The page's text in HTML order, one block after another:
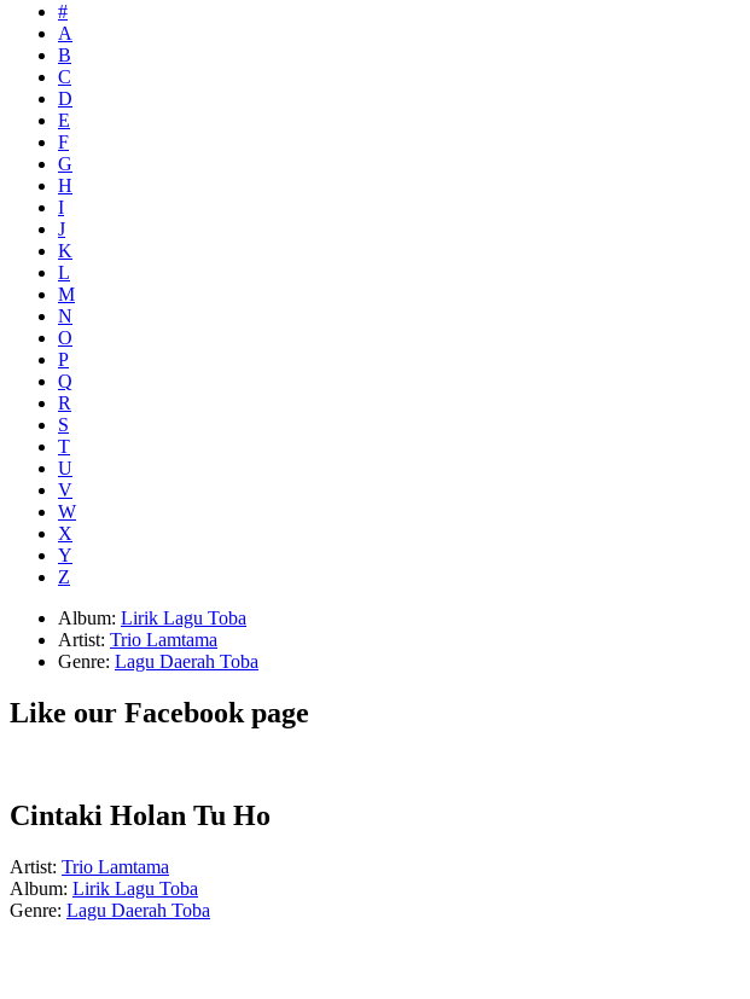
#
A
B
C
D
E
F
G
H
I
J
K
L
M
N
O
P
Q
R
S
T
U
V
W
X
Y
Z
Album: Lirik Lagu Toba
Artist: Trio Lamtama
Genre: Lagu Daerah Toba
Like our Facebook page
Cintaki Holan Tu Ho
Artist: Trio Lamtama
Album: Lirik Lagu Toba
Genre: Lagu Daerah Toba